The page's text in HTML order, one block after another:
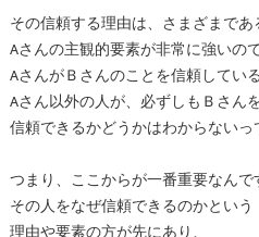
その信頼する理由は、さまざまであ
Aさんの主観的要素が非常に強いので
AさんがＢさんのことを信頼してい
Aさん以外の人が、必ずしもＢさん
信頼できるかどうかはわからないっ
つまり、ここからが一番重要なんで
その人をなぜ信頼できるのかという